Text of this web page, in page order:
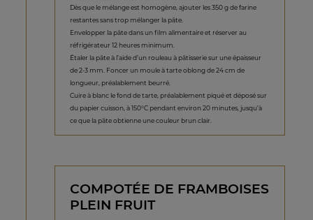
Dès que le mélange est homogène, ajouter les 350 g de farine
restantes sans trop mélanger la pâte.
Envelopper la pâte dans un film alimentaire et réserver au
réfrigérateur 12 heures minimum.
Étaler la pâte à l’aide d’un rouleau à pâtisserie sur une épaisseur
de 2-3 mm. Foncer un moule à tarte oblong de 24 cm de
longueur, préalablement beurré.
Cuire à blanc le fond de tarte, préalablement piqué et déposé sur
du papier cuisson, à 150°C pendant environ 20 minutes, jusqu’à
ce que la pâte obtienne une couleur brun clair.
COMPOTÉE DE FRAMBOISES
PLEIN FRUIT